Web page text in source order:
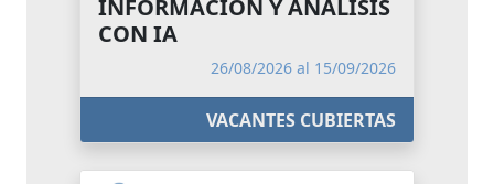
INFORMACIÓN Y ANÁLISIS
CON IA
26/08/2026 al 15/09/2026
VACANTES CUBIERTAS